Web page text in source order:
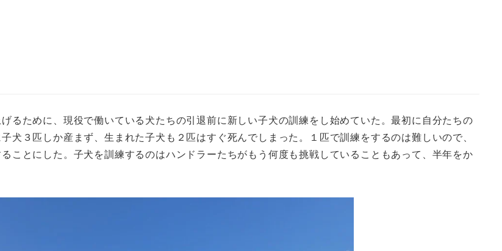
るために、現役で働いている犬たちの引退前に新しい子犬の訓練をし始めていた。最初に自分たちの
３匹しか産まず、生まれた子犬も２匹はすぐ死んでしまった。１匹で訓練をするのは難しいので、
ことにした。子犬を訓練するのはハンドラーたちがもう何度も挑戦していることもあって、半年をか